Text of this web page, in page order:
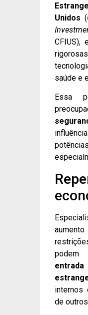
Unidos (
CFIUS),
saúde e
Essa
internos
de